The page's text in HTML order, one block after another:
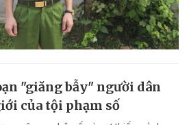
"giăng bẫy" người dân
của tội phạm số